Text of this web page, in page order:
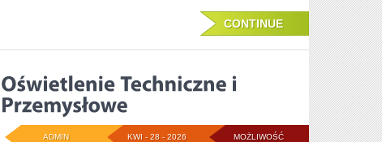
CONTINUE
MOŻLIWOŚĆ
KWI - 28 - 2026
ADMIN